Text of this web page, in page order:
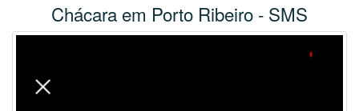
Chácara em Porto Ribeiro - SMS